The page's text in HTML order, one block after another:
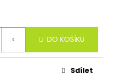
DO KOŠÍKU
Sdílet